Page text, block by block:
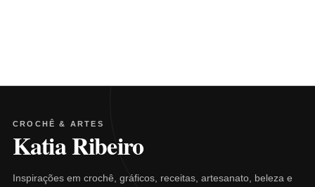
CROCHÊ & ARTES
Katia Ribeiro
Inspirações em crochê, gráficos, receitas, artesanato, beleza e